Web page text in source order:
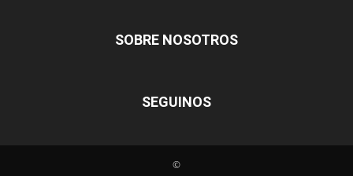
SOBRE NOSOTROS
SEGUINOS
©